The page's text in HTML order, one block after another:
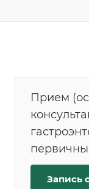
Прием
Запись